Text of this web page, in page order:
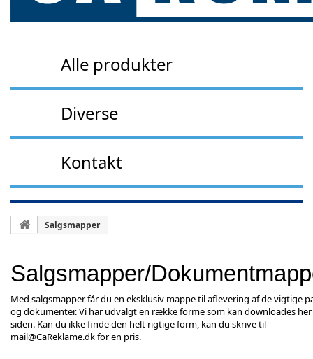
Alle produkter
Diverse
Kontakt
Salgsmapper
Salgsmapper/
Med salgsmapper får du en eksklusiv mappe til aflevering af de vigtige
og dokumenter. Vi har udvalgt en række forme som kan downloades
siden. Kan du ikke finde den helt rigtige form, kan du skrive til
mail@CaReklame.dkfor en pris.